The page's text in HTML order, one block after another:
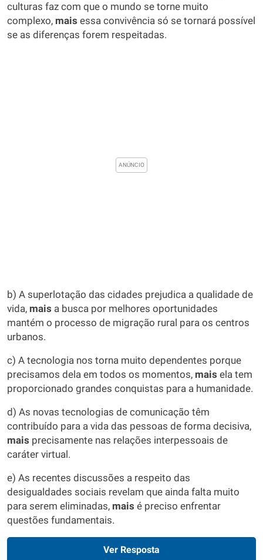
culturas faz com que o mundo se torne muito
complexo, mais essa convivência só se tornará possível
se as diferenças forem respeitadas.
b) A superlotação das cidades prejudica a qualidade de
vida, mais a busca por melhores oportunidades
mantém o processo de migração rural para os centros
urbanos.
c) A tecnologia nos torna muito dependentes porque
precisamos dela em todos os momentos, mais ela tem
proporcionado grandes conquistas para a humanidade.
d) As novas tecnologias de comunicação têm
contribuído para a vida das pessoas de forma decisiva,
mais precisamente nas relações interpessoais de
caráter virtual.
e) As recentes discussões a respeito das
desigualdades sociais revelam que ainda falta muito
para serem eliminadas, mais é preciso enfrentar
questões fundamentais.
Ver Resposta